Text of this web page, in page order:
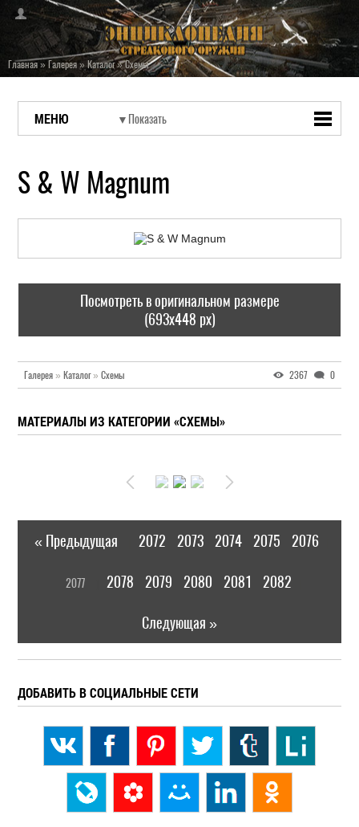
Главная»Галерея»Каталог»Схемы
МЕНЮ
S & W Magnum
Посмотреть в оригинальном размере
(693x448 px)
Галерея » Каталог» Схемы 2367 0
МАТЕРИАЛЫ ИЗ КАТЕГОРИИ «СХЕМЫ»
« Предыдущая 2072 2073 2074 2075 2076
2077 2078 2079 2080 2081 2082
Следующая »
ДОБАВИТЬ В СОЦИАЛЬНЫЕ СЕТИ